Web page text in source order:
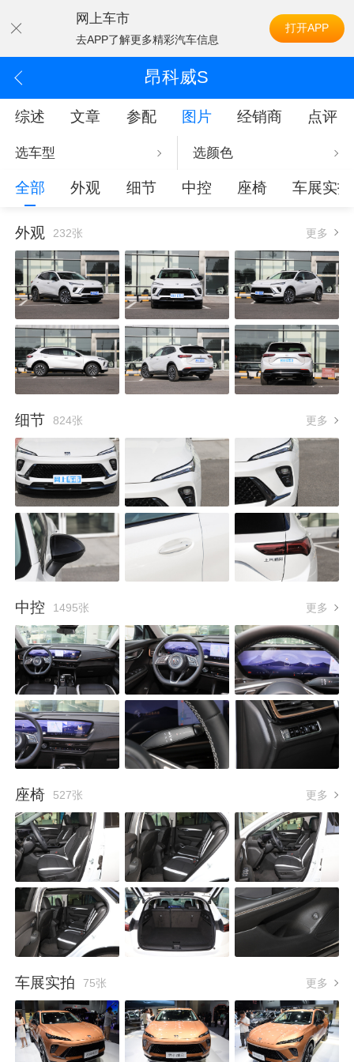
网上车市
去APP了解更多精彩汽车信息
打开APP
昂科威S
综述 文章 参配 图片 经销商 点评
选车型 选颜色
全部 外观 细节 中控 座椅 车展实拍
外观 232张 更多
细节 824张 更多
中控 1495张 更多
座椅 527张 更多
车展实拍 75张 更多